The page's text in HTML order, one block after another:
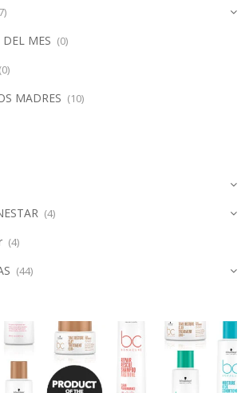
DEL MES (0)
(0)
MADRES (10)
(4)
(4)
(44)